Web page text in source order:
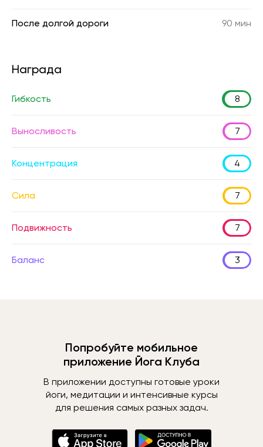
После долгой дороги 90 мин
Награда
Гибкость 8
Выносливость 7
Концентрация 4
Сила 7
Подвижность 7
Баланс 3
Попробуйте мобильное
приложение Йога Клуба
В приложении доступны готовые уроки
йоги, медитации и интенсивные курсы
для решения самых разных задач.